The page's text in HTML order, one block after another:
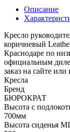
Описание
Кресло
коричневый
Краснодаре по
официальным
заказ на сайте
Кресла
Бренд
БЮРОКРАТ
Высота с
700мм
Высота сиденья